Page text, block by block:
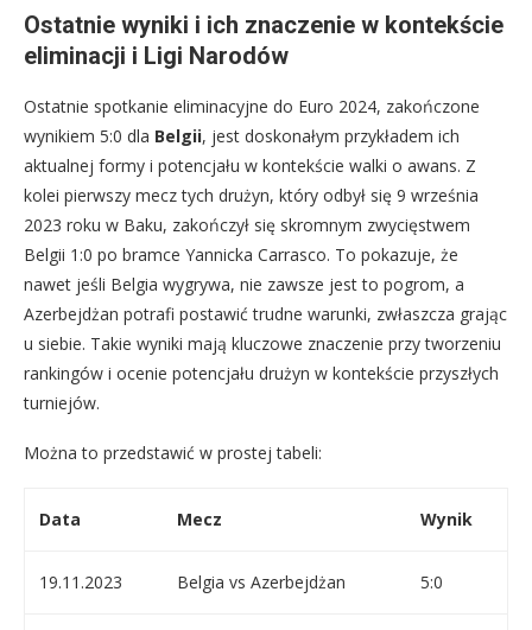
Ostatnie wyniki i ich znaczenie w kontekście
eliminacji i Ligi Narodów
Ostatnie spotkanie eliminacyjne do Euro 2024, zakończone
wynikiem 5:0 dla Belgii, jest doskonałym przykładem ich
aktualnej formy i potencjału w kontekście walki o awans. Z
kolei pierwszy mecz tych drużyn, który odbył się 9 września
2023 roku w Baku, zakończył się skromnym zwycięstwem
Belgii 1:0 po bramce Yannicka Carrasco. To pokazuje, że
nawet jeśli Belgia wygrywa, nie zawsze jest to pogrom, a
Azerbejdżan potrafi postawić trudne warunki, zwłaszcza grając
u siebie. Takie wyniki mają kluczowe znaczenie przy tworzeniu
rankingów i ocenie potencjału drużyn w kontekście przyszłych
turniejów.
Można to przedstawić w prostej tabeli:
Data Mecz Wynik
19.11.2023 Belgia vs Azerbejdżan 5:0